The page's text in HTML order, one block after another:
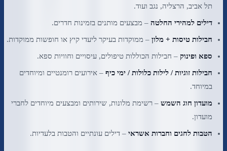
תל אביב, הרצליה, נגב ועוד.
דילים למהירי החלטה – מבצעים מותנים בזמינות חדרים.
חבילות טיסות + מלון – ממוקדות בעיקר ליעדי קיץ או חופשות ממוקדות.
ספא ופינוק – חבילות הכוללות טיפולים, עיסויים וחוויות ספא.
חבילות זוגיות / לילות כלולות / ימי כיף – אירועים רומנטיים ומיוחדים
במיוחד.
מועדון חוג השמש – רשימת מלונות, שירותים ומבצעים מיוחדים לחברי
מועדון.
הטבות לחגים וחברות אשראי – דילים עונתיים והטבות בלעדיות.